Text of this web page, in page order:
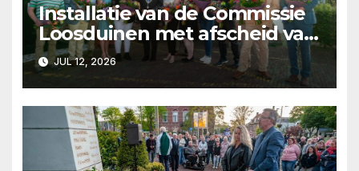
Installatie van de Commissie
Loosduinen met afscheid van
Pjer Wijsman
JUL 12, 2026